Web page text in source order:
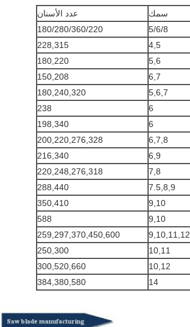
سمك
عدد الأسنان
5/6/8
180/280/360/220
4,5
228,315
5,6
180,220
6,7
150,208
5,6,7
180,240,320
6
238
6
198,340
6,7,8
200,220,276,328
6,9
216,340
7,8
220,248,276,318
7.5,8,9
288,440
9,10
350,410
9,10
588
9,10,11,12
259,297,370,450,600
10,11
250,300
10,12
300,520,660
14
384,380,580